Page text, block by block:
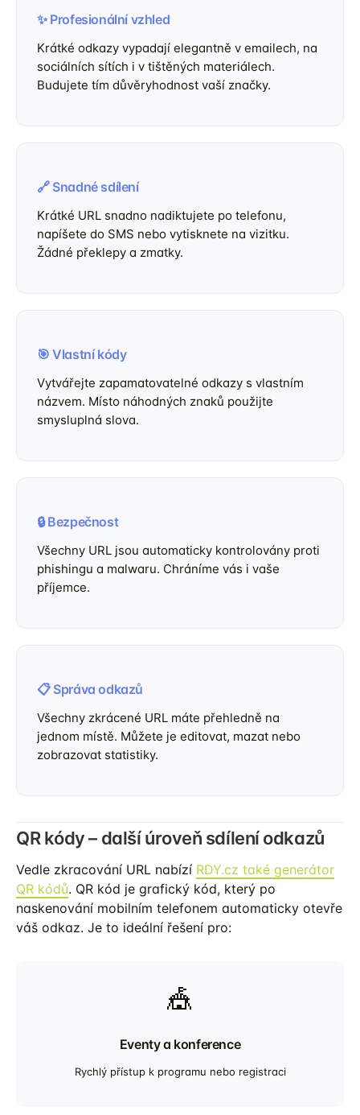
✨ Profesionální vzhled
Krátké odkazy vypadají elegantně v emailech, na
sociálních sítích i v tištěných materiálech.
Budujete tím důvěryhodnost vaší značky.
🔗 Snadné sdílení
Krátké URL snadno nadiktujete po telefonu,
napíšete do SMS nebo vytisknete na vizitku.
Žádné překlepy a zmatky.
🎯 Vlastní kódy
Vytvářejte zapamatovatelné odkazy s vlastním
názvem. Místo náhodných znaků použijte
smysluplná slova.
🔒 Bezpečnost
Všechny URL jsou automaticky kontrolovány proti
phishingu a malwaru. Chráníme vás i vaše
příjemce.
📋 Správa odkazů
Všechny zkrácené URL máte přehledně na
jednom místě. Můžete je editovat, mazat nebo
zobrazovat statistiky.
QR kódy – další úroveň sdílení odkazů
Vedle zkracování URL nabízí RDY.cz také generátor
QR kódů. QR kód je grafický kód, který po
naskenování mobilním telefonem automaticky otevře
váš odkaz. Je to ideální řešení pro:
🎪
Eventy a konference
Rychlý přístup k programu nebo registraci